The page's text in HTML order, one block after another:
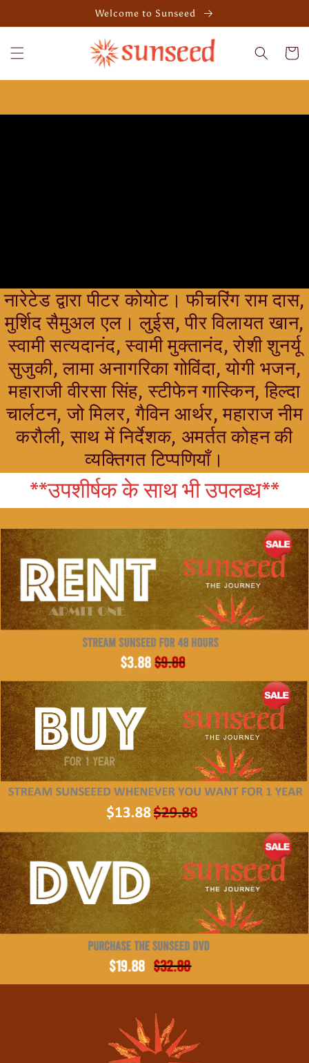
Welcome to Sunseed
Cart
नारेटेड द्वारा पीटर कोयोट। फीचरिंग राम दास,
मुर्शिद सैमुअल एल। लुईस, पीर विलायत खान,
स्वामी सत्यदानंद, स्वामी मुक्तानंद, रोशी शुनर्यू
सुजुकी, लामा अनागरिका गोविंदा, योगी भजन,
महाराजी वीरसा सिंह, स्टीफेन गास्किन, हिल्दा
चार्लटन, जो मिलर, गैविन आर्थर, महाराज नीम
करौली, साथ में निर्देशक, अमर्तत कोहन की
व्यक्तिगत टिप्पणियाँ।
**उपशीर्षक के साथ भी उपलब्ध**